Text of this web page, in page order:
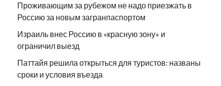
Проживающим за рубежом не надо приезжать в
Россию за новым загранпаспортом
Израиль внес Россию в «красную зону» и
ограничил выезд
Паттайя решила открыться для туристов: названы
сроки и условия въезда